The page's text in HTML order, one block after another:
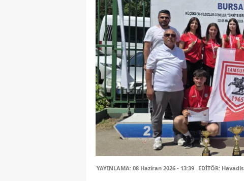
YAYINLAMA: 08 Haziran 2026 - 13:39 EDİTÖR: Havadis